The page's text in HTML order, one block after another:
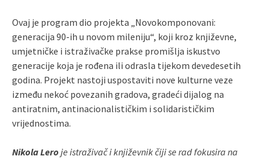
Ovaj je program dio projekta „Novokomponovani:
generacija 90-ih u novom mileniju“, koji kroz književne,
umjetničke i istraživačke prakse promišlja iskustvo
generacije koja je rođena ili odrasla tijekom devedesetih
godina. Projekt nastoji uspostaviti nove kulturne veze
između nekoć povezanih gradova, gradeći dijalog na
antiratnim, antinacionalističkim i solidarističkim
vrijednostima.
Nikola Lero je istraživač i književnik čiji se rad fokusira na